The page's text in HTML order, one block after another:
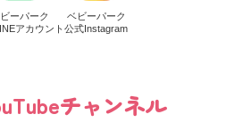
ーパーク
アカウント
ベビーパーク
公式Instagram
チャンネル